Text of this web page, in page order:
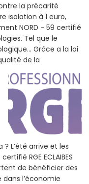
la précarité
isolation à 1 euro,
NORD - 59 certifié
Tel que le
Grâce a la loi
de la
? L’été arrive et les
RGE ECLAIBES
de bénéficier des
l’économie